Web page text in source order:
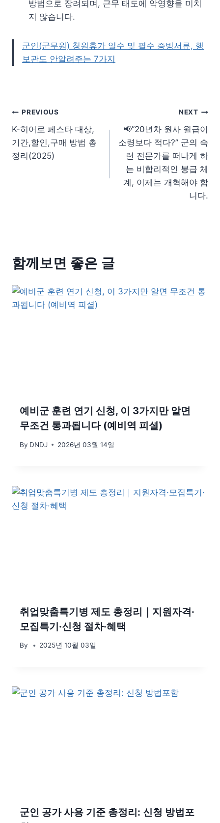
방법으로 장려되며, 근무 태도에 악영향을 미치
지 않습니다.
군인(군무원) 청원휴가 일수 및 필수 증빙서류, 행
보관도 안알려주는 7가지
글 탐색
PREVIOUS
K-히어로 페스타 대상,
기간,할인,구매 방법 총
정리(2025)
NEXT
📢”20년차 원사 월급이
소령보다 적다?” 군의 숙
련 전문가를 떠나게 하
는 비합리적인 봉급 체
계, 이제는 개혁해야 합
니다.
함께보면 좋은 글
예비군 훈련 연기 신청, 이 3가지만 알면
무조건 통과됩니다 (예비역 피셜)
By DNDJ 2026년 03월 14일
취업맞춤특기병 제도 총정리｜지원자격·
모집특기·신청 절차·혜택
By 2025년 10월 03일
군인 공가 사용 기준 총정리: 신청 방법포